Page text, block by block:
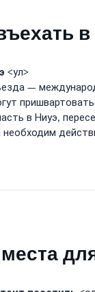
<ул>
—
в Ниуэ,